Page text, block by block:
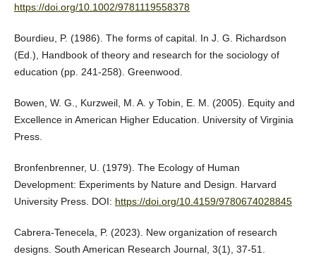
https://doi.org/10.1002/9781119558378
Bourdieu, P. (1986). The forms of capital. In J. G. Richardson
(Ed.), Handbook of theory and research for the sociology of
education (pp. 241-258). Greenwood.
Bowen, W. G., Kurzweil, M. A. y Tobin, E. M. (2005). Equity and
Excellence in American Higher Education. University of Virginia
Press.
Bronfenbrenner, U. (1979). The Ecology of Human
Development: Experiments by Nature and Design. Harvard
University Press. DOI: https://doi.org/10.4159/9780674028845
Cabrera-Tenecela, P. (2023). New organization of research
designs. South American Research Journal, 3(1), 37-51.